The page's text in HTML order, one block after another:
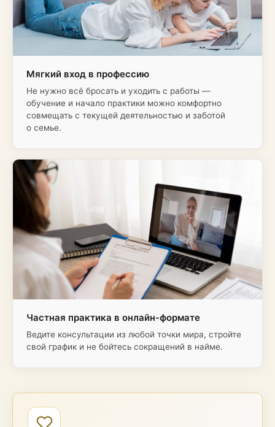
Мягкий вход в профессию
Не нужно всё бросать и уходить с работы —
обучение и начало практики можно комфортно
совмещать с текущей деятельностью и заботой
о семье.
Частная практика в онлайн-формате
Ведите консультации из любой точки мира, стройте
свой график и не бойтесь сокращений в найме.